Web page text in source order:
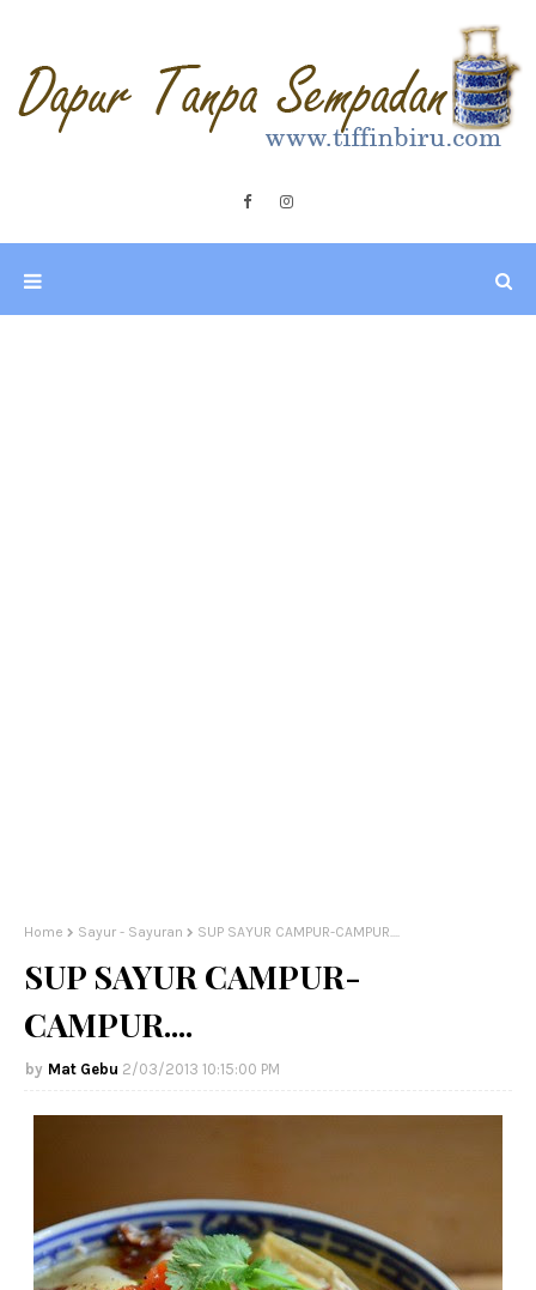
Home Sayur - Sayuran SUP SAYUR CAMPUR-CAMPUR....
SUP SAYUR CAMPUR-
CAMPUR....
Mat Gebu 2/03/2013 10:15:00 PM